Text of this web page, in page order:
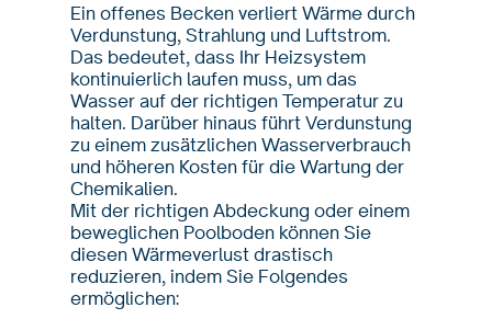
Ein offenes Becken verliert Wärme durch
Verdunstung, Strahlung und Luftstrom.
Das bedeutet, dass Ihr Heizsystem
kontinuierlich laufen muss, um das
Wasser auf der richtigen Temperatur zu
halten. Darüber hinaus führt Verdunstung
zu einem zusätzlichen Wasserverbrauch
und höheren Kosten für die Wartung der
Chemikalien.
Mit der richtigen Abdeckung oder einem
beweglichen Poolboden können Sie
diesen Wärmeverlust drastisch
reduzieren, indem Sie Folgendes
ermöglichen: